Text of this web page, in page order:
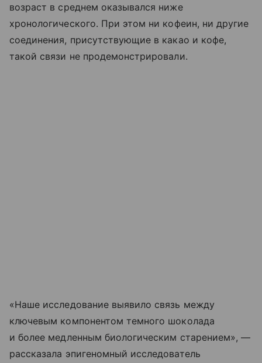
возраст в среднем оказывался ниже
хронологического. При этом ни кофеин, ни другие
соединения, присутствующие в какао и кофе,
такой связи не продемонстрировали.
«Наше исследование выявило связь между
ключевым компонентом темного шоколада
и более медленным биологическим старением», —
рассказала эпигеномный исследователь